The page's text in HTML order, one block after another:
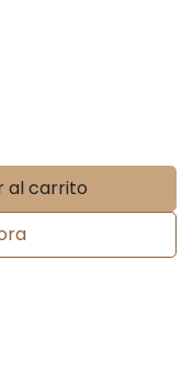
al carrito